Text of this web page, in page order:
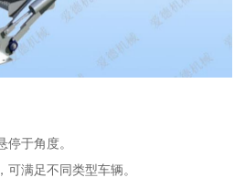
停于角度。
满足不同类型车辆。